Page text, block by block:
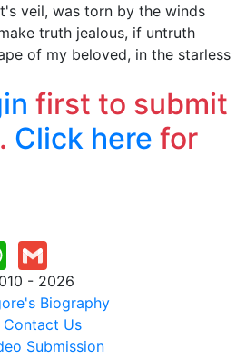
veil, was torn by the winds
truth jealous, if untruth
of my beloved, in the starless
first to submit
Click here for
- 2026
Biography
Contact Us
Submission